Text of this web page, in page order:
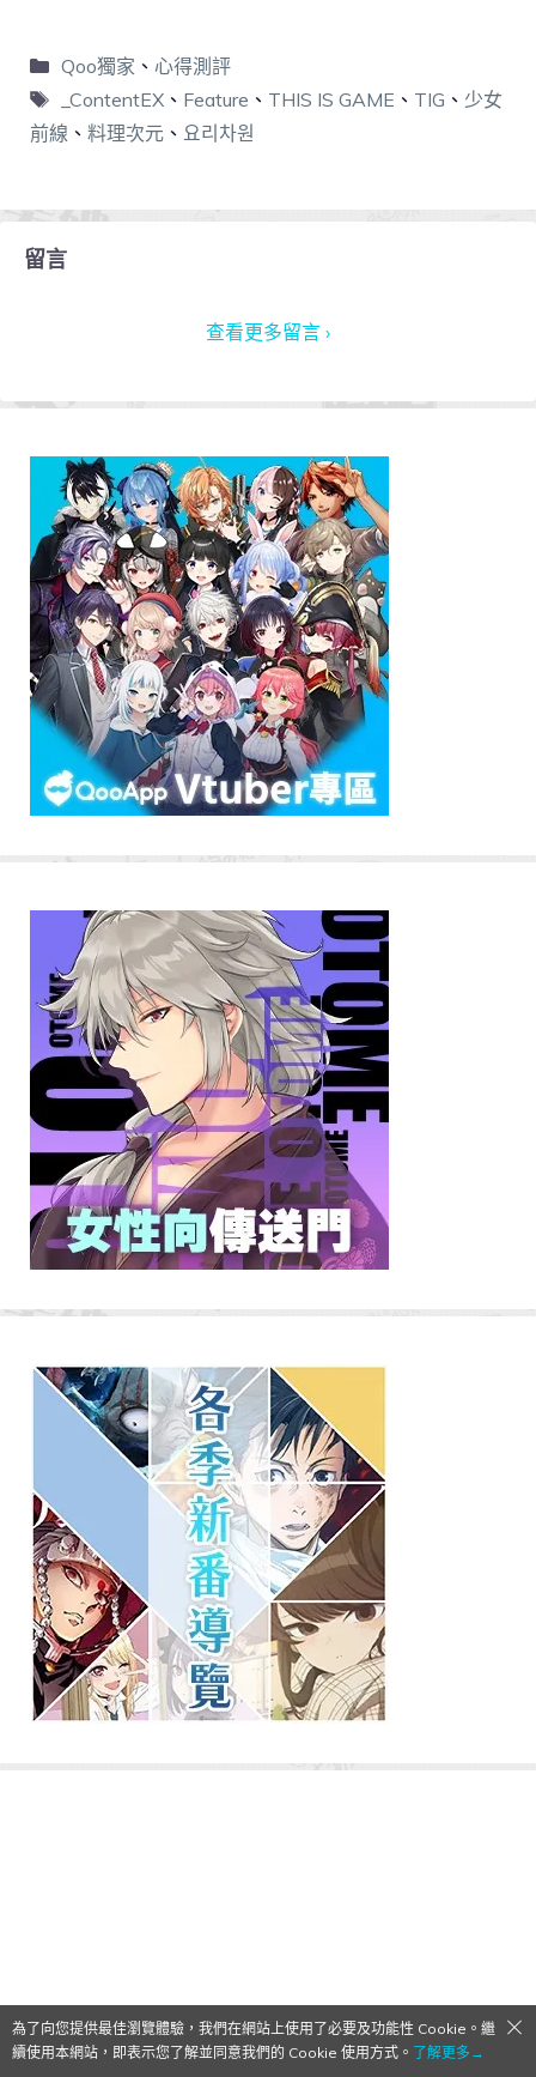
Qoo獨家 、 心得測評
_ContentEX、 Feature 、 THIS IS GAME 、 TIG 、 少女
前線 、 料理次元 、 요리차원
留言
查看更多留言 ›
為了向您提供最佳瀏覽體驗，我們在網站上使用了必要及功能性 Cookie。繼
續使用本網站，即表示您了解並同意我們的 Cookie 使用方式。 了解更多→